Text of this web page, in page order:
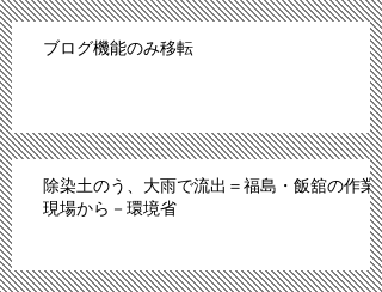
ブログ機能のみ移転
除染土のう、大雨で流出＝福島・飯舘の作業
現場から－環境省